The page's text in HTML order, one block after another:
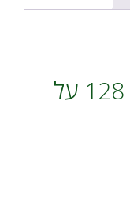
תצוגה גרפית צבעונית 128 על